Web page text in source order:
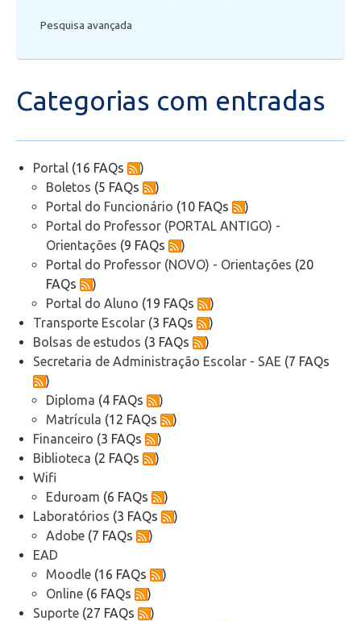
Secretaria de Administração Escolar - SAE
Biblioteca
Laboratórios
EAD
Suporte
Videoconferência
Telefonia
Office 365
Intercâmbio
Fluig
Feedz
Pesquisa avançada
Categorias com entradas
Portal (16 FAQs
)
Boletos (5 FAQs
)
Portal do Funcionário (10 FAQs
)
Portal do Professor (PORTAL ANTIGO) -
Orientações (9 FAQs
)
Portal do Professor (NOVO) - Orientações (20
FAQs
)
Portal do Aluno (19 FAQs
)
Transporte Escolar (3 FAQs
)
Bolsas de estudos (3 FAQs
)
Secretaria de Administração Escolar - SAE (7 FAQs
)
Diploma (4 FAQs
)
Matrícula (12 FAQs
)
Financeiro (3 FAQs
)
Biblioteca (2 FAQs
)
Wifi
Eduroam (6 FAQs
)
Laboratórios (3 FAQs
)
Adobe (7 FAQs
)
EAD
Moodle (16 FAQs
)
Online (6 FAQs
)
Suporte (27 FAQs
)